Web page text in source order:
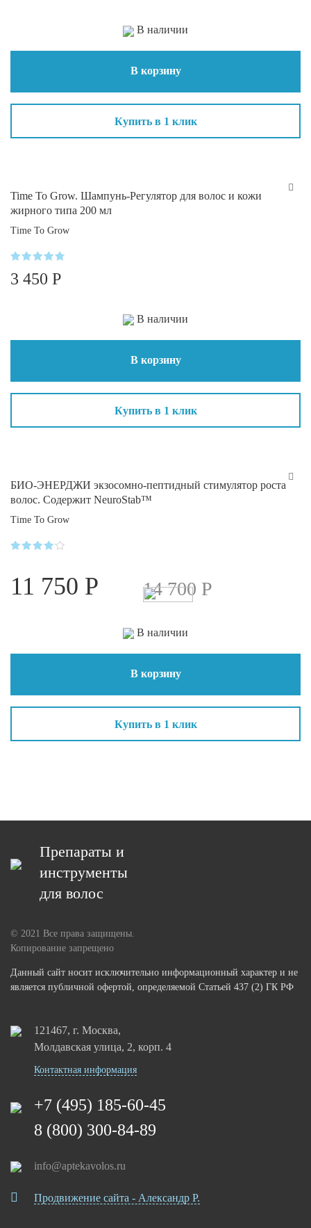
В наличии
В корзину
Купить в 1 клик
Time To Grow. Шампунь-Регулятор для волос и кожи
жирного типа 200 мл
Time To Grow
4.7
3 450 Р
В наличии
В корзину
Купить в 1 клик
БИО-ЭНЕРДЖИ экзосомно-пептидный стимулятор роста
волос. Содержит NeuroStab™
Time To Grow
из 5
11 750 Р 14 700 Р
В наличии
В корзину
Купить в 1 клик
Препараты и
инструменты
для волос
© 2021 Все права защищены.
Копирование запрещено
Данный сайт носит исключительно информационный характер и не
является публичной офертой, определяемой Статьей 437 (2) ГК РФ
121467, г. Москва,
Молдавская улица, 2, корп. 4
Контактная информация
+7 (495) 185-60-45
8 (800) 300-84-89
info@aptekavolos.ru
Продвижение сайта - Александр Р.